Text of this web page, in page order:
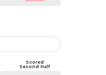
Scored
Second Half